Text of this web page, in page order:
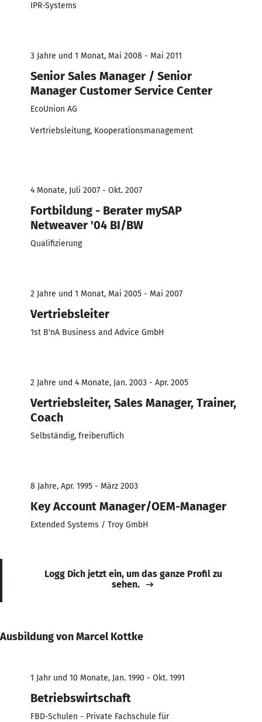
IPR-Systems
3 Jahre und 1 Monat, Mai 2008 - Mai 2011
Senior Sales Manager / Senior
Manager Customer Service Center
EcoUnion AG
Vertriebsleitung, Kooperationsmanagement
4 Monate, Juli 2007 - Okt. 2007
Fortbildung - Berater mySAP
Netweaver '04 BI/BW
Qualifizierung
2 Jahre und 1 Monat, Mai 2005 - Mai 2007
Vertriebsleiter
1st B'nA Business and Advice GmbH
2 Jahre und 4 Monate, Jan. 2003 - Apr. 2005
Vertriebsleiter, Sales Manager, Trainer,
Coach
Selbständig, freiberuflich
8 Jahre, Apr. 1995 - März 2003
Key Account Manager/OEM-Manager
Extended Systems / Troy GmbH
Logg Dich jetzt ein, um das ganze Profil zu
sehen.
Ausbildung von Marcel Kottke
1 Jahr und 10 Monate, Jan. 1990 - Okt. 1991
Betriebswirtschaft
FBD-Schulen - Private Fachschule für